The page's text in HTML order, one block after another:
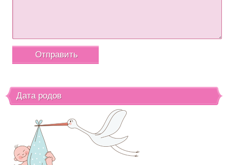
Дата родов